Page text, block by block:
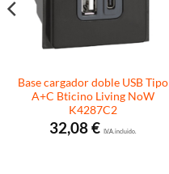
Base cargador doble USB Tipo
A+C Bticino Living NoW
K4287C2
32,08€ I.V.A. incluido.